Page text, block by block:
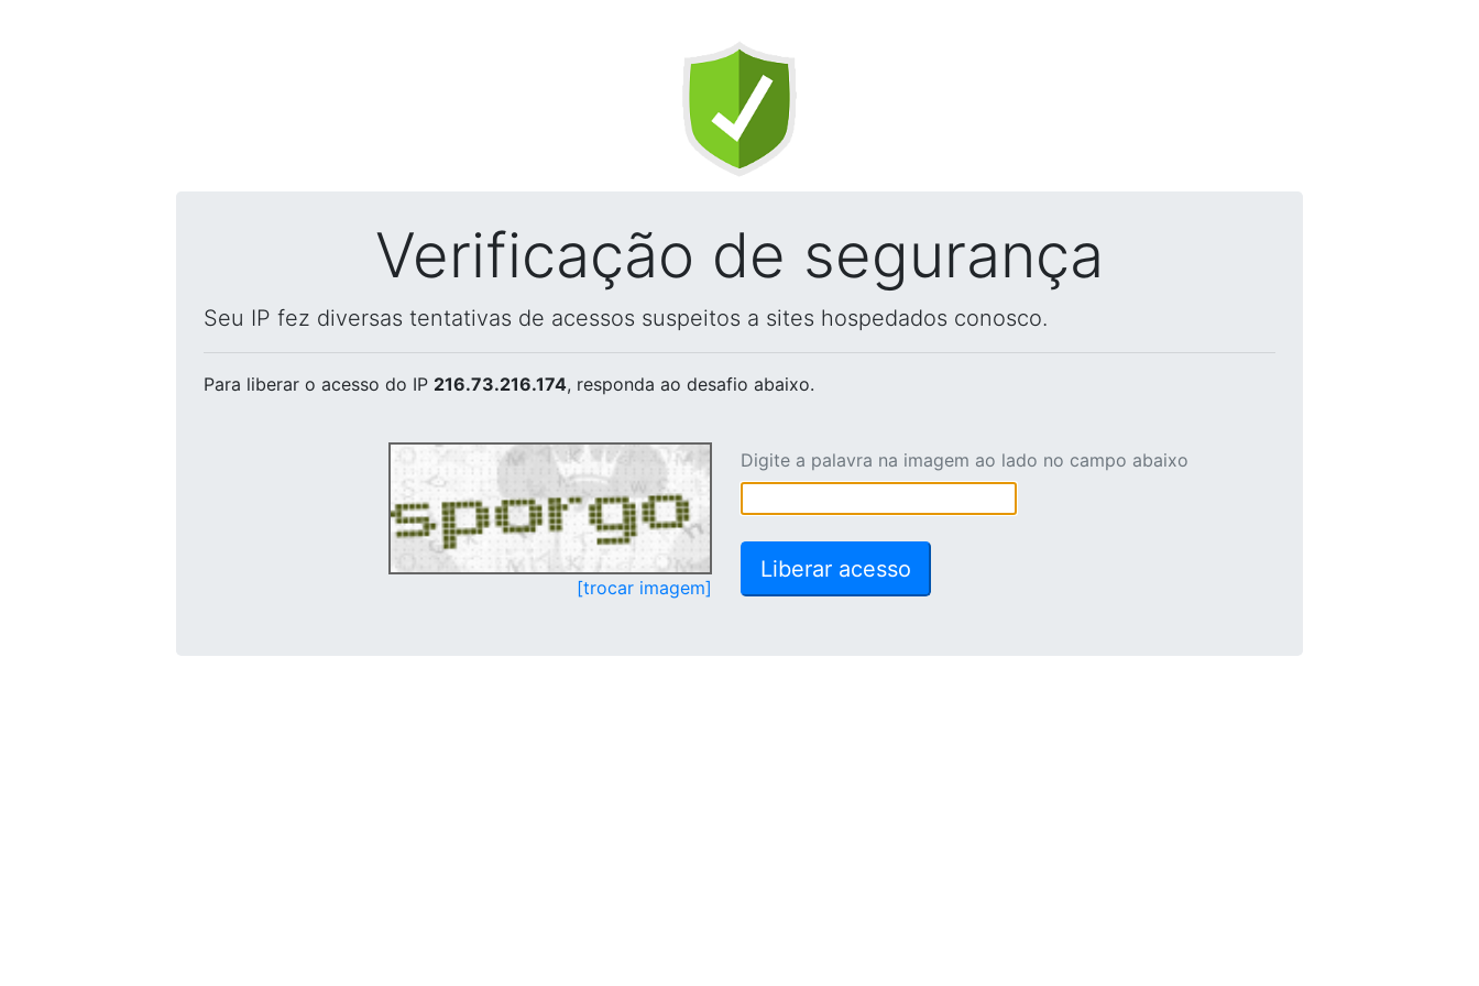
Verificação de segurança
Seu IP fez diversas tentativas de acessos suspeitos a sites hospedados conosco.
Para liberar o acesso do IP 216.73.216.174, responda ao desafio abaixo.
[trocar imagem]
Digite a palavra na imagem ao lado no campo abaixo